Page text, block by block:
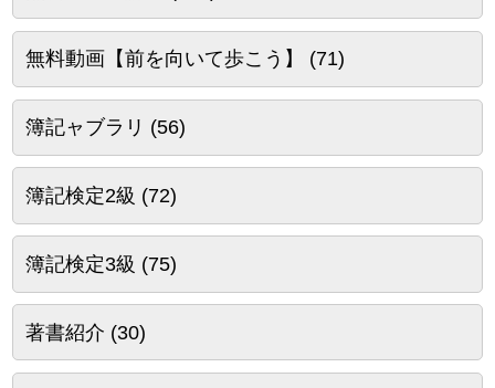
無料動画【前を向いて歩こう】 (71)
簿記ャブラリ (56)
簿記検定2級 (72)
簿記検定3級 (75)
著書紹介 (30)